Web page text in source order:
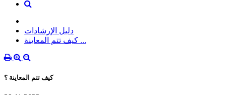
دليل الإرشادات
كيف تتم المعاينة ...
كيف تتم المعاينة ؟